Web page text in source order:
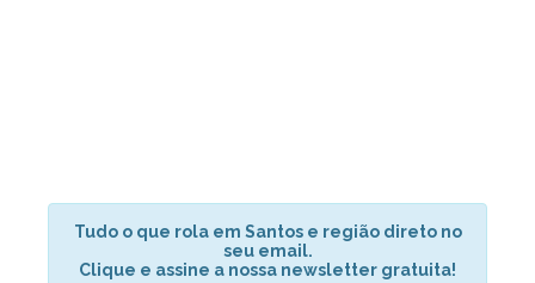
Tudo o que rola em Santos e região direto no
seu email.
Clique e assine a nossa newsletter gratuita!